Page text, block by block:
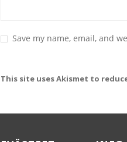
Save my name, email, and
This site uses Akismet to